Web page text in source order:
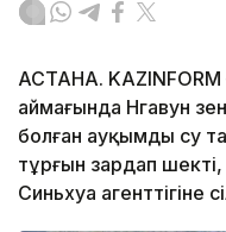
АСТАНА.
аймағында Нгавун
болған ауқымды су
тұрғын зардап
Синьхуа агенттігіне